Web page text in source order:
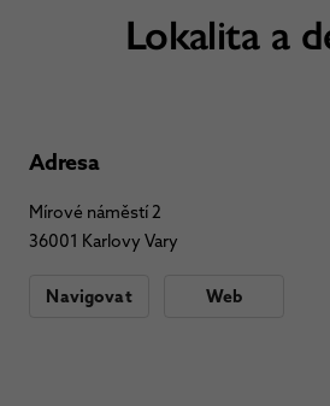
Lokalita a
Adresa
Mírové náměstí 2
36001 Karlovy Vary
Navigovat Web